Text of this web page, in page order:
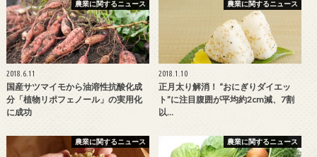
農業に関するニュース
2018.6.11
国産サツマイモから油溶性抗酸化成
分「植物リポフェノール」の実用化
に成功
農業に関するニュース
2018.1.10
正月太り解消！ “おにぎりダイエッ
ト”に注目腹囲が平均約2cm減、7割
以…
農業に関するニュース 農業に関するニュース